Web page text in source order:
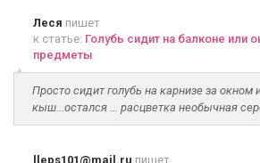
Леся пишет
к статье: Голубь сидит на балконе или
предметы
Просто сидит голубь на карнизе за окном
кыш...остался ... расцветка необычная
lleps101@mail.ru пишет